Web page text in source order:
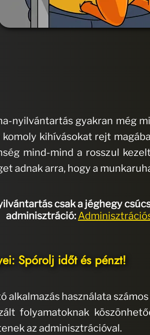
nyilvántartás gyakran még
kihívásokat rejt
mind-mind a rosszul
adnak arra, hogy a
csak a jéghegy
adminisztráció:
Spórolj időt és pénzt!
használata
folyamatoknak
az adminisztrációval.